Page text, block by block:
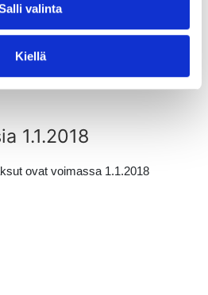
valinta
Kiellä
1.1.2018
ovat voimassa 1.1.2018